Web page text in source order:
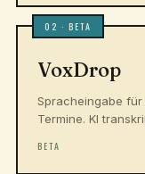
02 · BETA
VoxDrop
Sprach­eingabe
Termine. KI
BETA